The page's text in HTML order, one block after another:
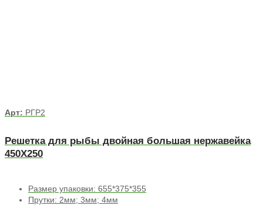
Арт: РГР2
Решетка для рыбы двойная большая нержавейка
450Х250
Размер упаковки: 655*375*355
Прутки: 2мм; 3мм; 4мм